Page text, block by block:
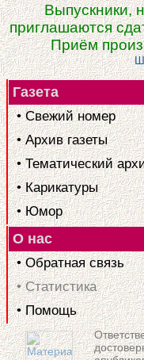
Выпускники,
приглашаются
Приём
Газета
• Свежий номер
• Архив газеты
• Тематический
• Карикатуры
• Юмор
О нас
• Обратная связь
• Статистика
• Помощь